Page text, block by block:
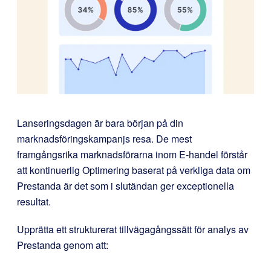
Lanseringsdagen är bara början på din
marknadsföringskampanjs resa. De mest
framgångsrika marknadsförarna inom E-handel förstår
att kontinuerlig Optimering baserat på verkliga data om
Prestanda är det som i slutändan ger exceptionella
resultat.
Upprätta ett strukturerat tillvägagångssätt för analys av
Prestanda genom att: